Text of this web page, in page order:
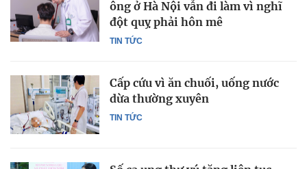
TIN TỨC
ông ở Hà Nội vẫn đi làm vì nghĩ
đột quỵ phải hôn mê
TIN TỨC
Cấp cứu vì ăn chuối, uống nước
dừa thường xuyên